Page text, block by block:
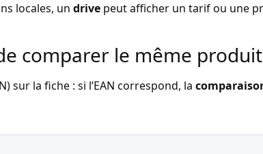
locales, un drive peut afficher un tarif ou une
comparer le même
sur la fiche : si l’EAN correspond, la